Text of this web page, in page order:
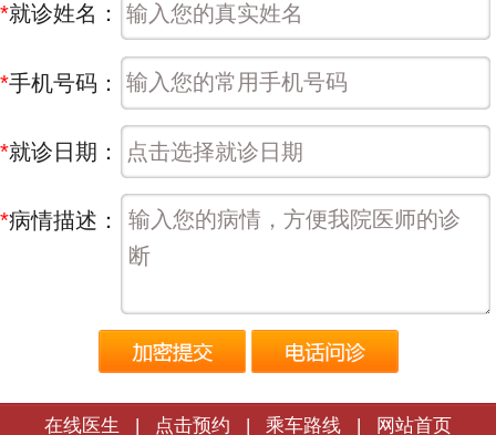
*就诊姓名：
*手机号码：
*就诊日期：
*病情描述：
在线医生 点击预约 乘车路线 网站首页